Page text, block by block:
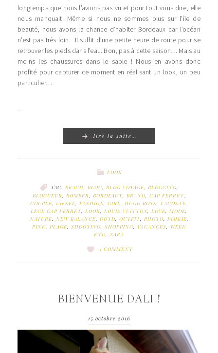
longtemps que nous l’avions pas vu et pour tout vous dire, elle
nous manquait. Même si nous ne sommes plus sur l’île de
beauté, nous avons la chance d’habiter Bordeaux car l’océan
n’est pas très loin. Il suffit d’une petite heure de route pour se
retrouver les pieds dans l’eau. Bon, pas à cette saison… Mais au
moins les chaussures dans le sable ! Nous en avons donc
profité pour capturer ce moment en réalisant un look, un peu
particulier…
…
lire la suite…
LOOK
TAG: BEACH, BLOG, BLOG VOYAGE, BLOGGING,
BLOGUEUR, BOMBER, BORDEAUX, BRAND, CAP FERRET,
COUPLE, DIESEL, FASHION, GIRL, HUGO BOSS, LACOSTE,
LEGE CAP FERRET, LOOK, LOUIS VUITTON, LOVE, MODE,
NATURE,NEW BALANCE, OOTD, OUTFIT, PHOTO, PIMKIE,
PINK, PLAGE, SHOOTING, SHOPPING, VACANCES, WEEK
END,ZARA
1 COMMENT
BIENVENUE DALI !
15 octobre 2016